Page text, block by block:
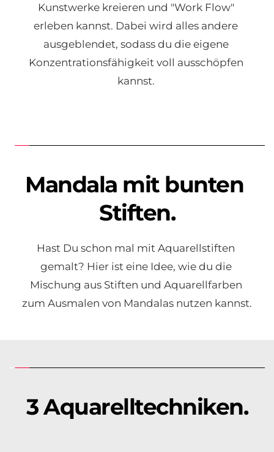
Kunstwerke kreieren und "Work Flow"
erleben kannst. Dabei wird alles andere
ausgeblendet, sodass du die eigene
Konzentrationsfähigkeit voll ausschöpfen
kannst.
Mandala mit bunten
Stiften.
Hast Du schon mal mit Aquarellstiften
gemalt? Hier ist eine Idee, wie du die
Mischung aus Stiften und Aquarellfarben
zum Ausmalen von Mandalas nutzen kannst.
3 Aquarelltechniken.